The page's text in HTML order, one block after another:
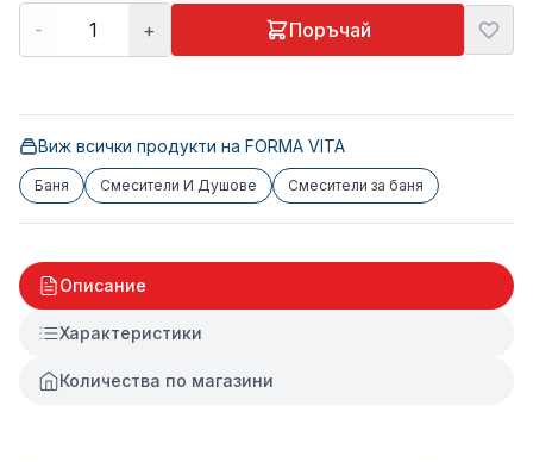
- + Поръчай
Виж всички продукти на FORMA VITA
Баня Смесители И Душове Смесители за баня
Описание
Характеристики
Количества по магазини